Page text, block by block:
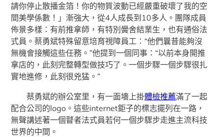
請你停止散播金箔！你的物質波動已經嚴重破壞了我的空
間美學係數！」漸強大，從4人成長到10多人。團隊成員
佈景多樣：有前推拿師，有特別黌舍結業生，也有通俗法
式員。蔡勇斌特殊留意培育視障員工：“他們曩昔能夠沒
無機會接觸這些任務。”他提到一個同事：“以前本身開推
拿店的，此刻完整轉型做技巧了。一個步驟一個步驟很扎
實地進修，此刻很兇猛。”
蔡勇斌的辦公室里，有一面墻上掛體檢推薦滿了一起
配合公司的logo。這些internet鉅子的標志擺列在一路，
無聲講述著一個瞽者法式員若何一個步驟步走進主流科技
世界的中間。